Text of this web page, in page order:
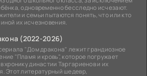
одновременно бесследно исчезают.
и семьи пытаются понять, что или кто
их исчезновения.
(2022-2026)
"Дом дракона" лежит грандиозное
"Пламя и кровь", которое погружает
хронику династии Таргариенов и их
Этот литературный шедевр,